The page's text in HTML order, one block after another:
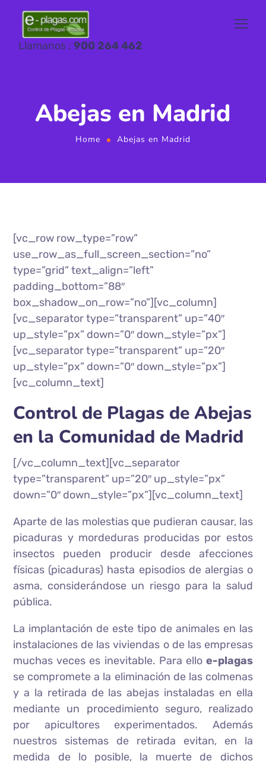
Llamanos : 900 264 462
Abejas en Madrid
Home Abejas en Madrid
[vc_row row_type=”row”
use_row_as_full_screen_section=”no”
type=”grid” text_align=”left”
padding_bottom=”88″
box_shadow_on_row=”no”][vc_column]
[vc_separator type=”transparent” up=”40″
up_style=”px” down=”0″ down_style=”px”]
[vc_separator type=”transparent” up=”20″
up_style=”px” down=”0″ down_style=”px”]
[vc_column_text]
Control de Plagas de Abejas
en la Comunidad de Madrid
[/vc_column_text][vc_separator
type=”transparent” up=”20″ up_style=”px”
down=”0″ down_style=”px”][vc_column_text]
Aparte de las molestias que pudieran causar, las
picaduras y mordeduras producidas por estos
insectos pueden producir desde afecciones
físicas (picaduras) hasta episodios de alergias o
asma, considerándose un riesgo para la salud
pública.
La implantación de este tipo de animales en las
instalaciones de las viviendas o de las empresas
muchas veces es inevitable. Para ello e-plagas
se compromete a la eliminación de las colmenas
y a la retirada de las abejas instaladas en ella
mediante un procedimiento seguro, realizado
por apicultores experimentados. Además
nuestros sistemas de retirada evitan, en la
medida de lo posible, la muerte de dichos